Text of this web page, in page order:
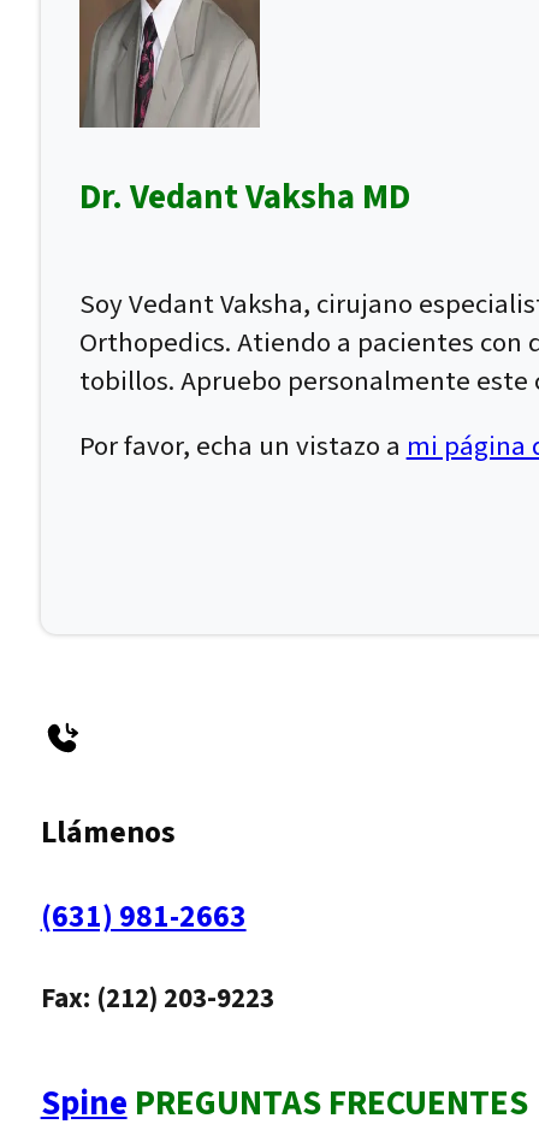
Dr. Vedant Vaksha MD
Soy Vedant Vaksha, cirujano
Orthopedics. Atiendo a pacientes con
tobillos. Apruebo personalmente
Por favor, echa un vistazo a mi página
Llámenos
(631) 981-2663
Fax: (212) 203-9223
SpinePREGUNTAS FRECUENTES